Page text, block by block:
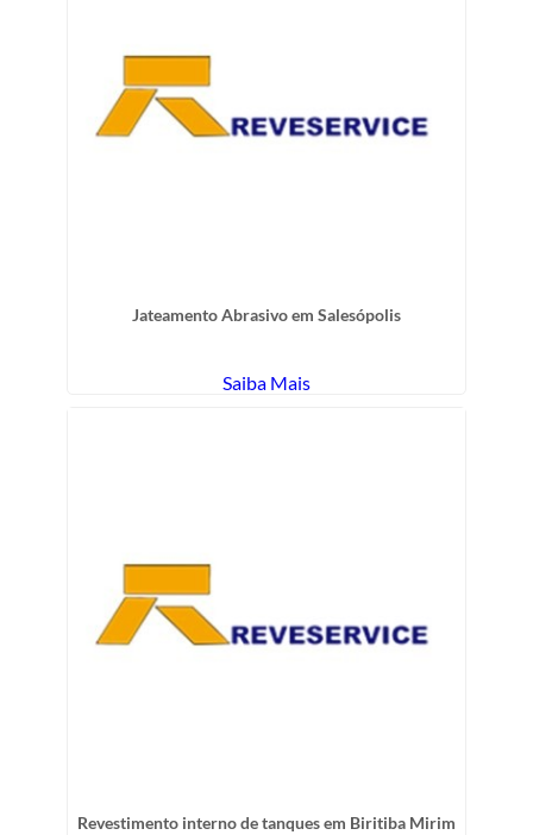
Jateamento Abrasivo em Salesópolis
Saiba Mais
Revestimento interno de tanques em Biritiba Mirim